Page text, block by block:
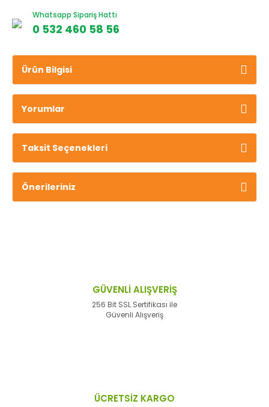
Whatsapp Sipariş Hattı
0 532 460 58 56
Ürün Bilgisi
Yorumlar
Taksit Seçenekleri
Önerileriniz
GÜVENLİ ALIŞVERİŞ
256 Bit SSL Sertifikası ile
Güvenli Alışveriş
ÜCRETSİZ KARGO